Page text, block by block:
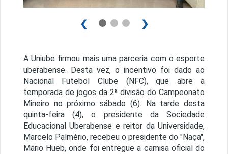
❮ ❯
A Uniube firmou mais uma parceria com o esporte
uberabense. Desta vez, o incentivo foi dado ao
Nacional Futebol Clube (NFC), que abre a
temporada de jogos da 2ª divisão do Campeonato
Mineiro no próximo sábado (6). Na tarde desta
quinta-feira (4), o presidente da Sociedade
Educacional Uberabense e reitor da Universidade,
Marcelo Palmério, recebeu o presidente do "Naça",
Mário Hueb, onde foi entregue a camisa oficial do